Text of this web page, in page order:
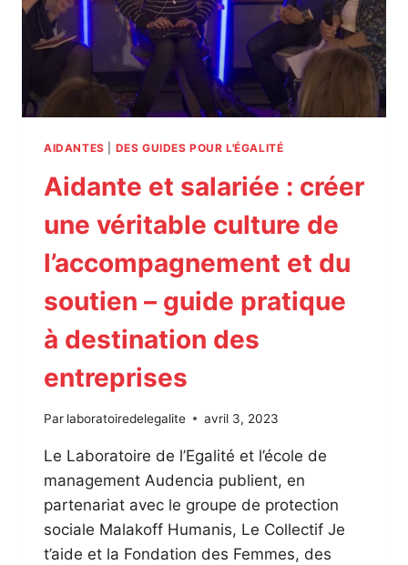
AIDANTES DES GUIDES POUR L'ÉGALITÉ
Aidante et salariée : créer
une véritable culture de
l’accompagnement et du
soutien – guide pratique
à destination des
entreprises
Par laboratoiredelegalite avril 3, 2023
Le Laboratoire de l’Egalité et l’école de
management Audencia publient, en
partenariat avec le groupe de protection
sociale Malakoff Humanis, Le Collectif Je
t’aide et la Fondation des Femmes, des